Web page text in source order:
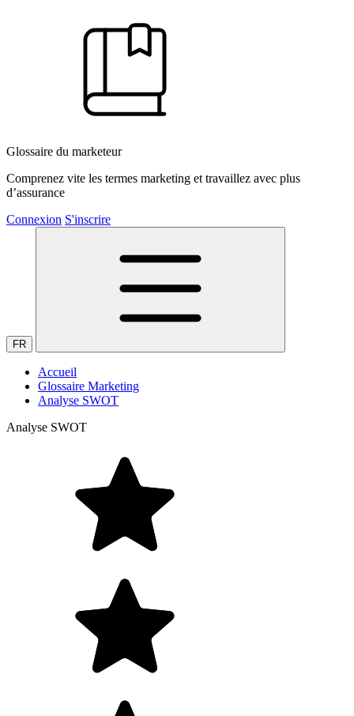
Glossaire du marketeur
Comprenez vite les termes marketing et travaillez avec plus
d’assurance
Connexion S'inscrire
FR
Accueil
Glossaire Marketing
Analyse SWOT
Analyse SWOT